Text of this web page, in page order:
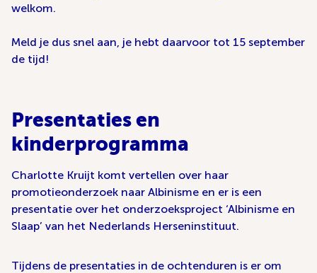
welkom.
Meld je dus snel aan, je hebt daarvoor tot 15 september
de tijd!
Presentaties en
kinderprogramma
Charlotte Kruijt komt vertellen over haar
promotieonderzoek naar Albinisme en er is een
presentatie over het onderzoeksproject ‘Albinisme en
Slaap’ van het Nederlands Herseninstituut.
Tijdens de presentaties in de ochtenduren is er om